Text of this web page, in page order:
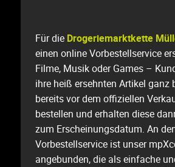
Für die Drogeriemarktkette
einen online Vorbestellservice
Filme, Musik oder Games –
ihre heiß ersehnten Artikel ganz
bereits vor dem offiziellen
bestellen und erhalten diese
zum Erscheinungsdatum. An
Vorbestellservice ist unser
angebunden, die als einfache